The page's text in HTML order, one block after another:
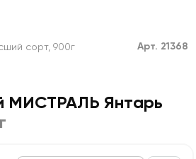
сорт, 900г Арт. 21368
МИСТРАЛЬ Янтарь